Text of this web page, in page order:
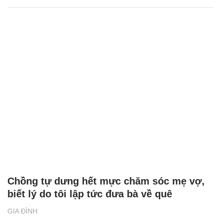
GIA ĐÌNH
Chồng tự dưng hết mực chăm sóc mẹ vợ,
biết lý do tôi lập tức đưa bà về quê